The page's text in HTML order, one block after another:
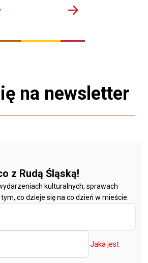
na newsletter
z Rudą Śląską!
kulturalnych, sprawach
co dzieje się na co dzień w mieście.
Jaka jest